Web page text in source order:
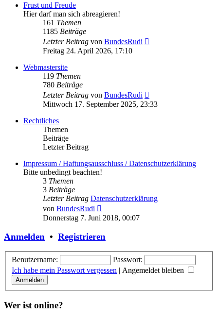
Frust und Freude
Hier darf man sich abreagieren!
161 Themen
1185 Beiträge
Letzter Beitrag von BundesRudi
Freitag 24. April 2026, 17:10
Webmastersite
119 Themen
780 Beiträge
Letzter Beitrag von BundesRudi
Beitrag
Mittwoch 17. September 2025, 23:33
Rechtliches
Themen
Beiträge
Letzter Beitrag
Impressum / Haftungsausschluss / Datenschutzerklärung
Bitte unbedingt beachten!
3 Themen
3 Beiträge
Letzter Beitrag Datenschutzerklärung
von BundesRudi
Beitrag
Donnerstag 7. Juni 2018, 00:07
Anmelden • Registrieren
Benutzername:
Passwort:
Ich habe mein Passwort vergessen | Angemeldet bleiben
Wer ist online?